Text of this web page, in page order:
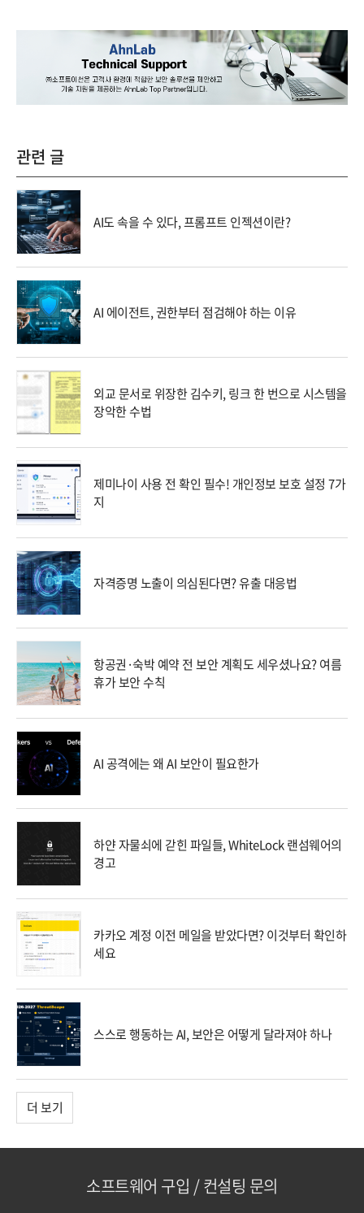
관련 글
AI도 속을 수 있다, 프롬프트 인젝션이란?
AI 에이전트, 권한부터 점검해야 하는 이유
외교 문서로 위장한 김수키, 링크 한 번으로 시스템을
장악한 수법
제미나이 사용 전 확인 필수! 개인정보 보호 설정 7가
지
자격증명 노출이 의심된다면? 유출 대응법
항공권·숙박 예약 전 보안 계획도 세우셨나요? 여름
휴가 보안 수칙
AI 공격에는 왜 AI 보안이 필요한가
하얀 자물쇠에 갇힌 파일들, WhiteLock 랜섬웨어의
경고
카카오 계정 이전 메일을 받았다면? 이것부터 확인하
세요
스스로 행동하는 AI, 보안은 어떻게 달라져야 하나
더 보기
소프트웨어 구입 / 컨설팅 문의